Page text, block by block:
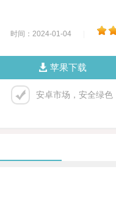
时间：2024-01-04
苹果下载
安卓市场，安全绿色